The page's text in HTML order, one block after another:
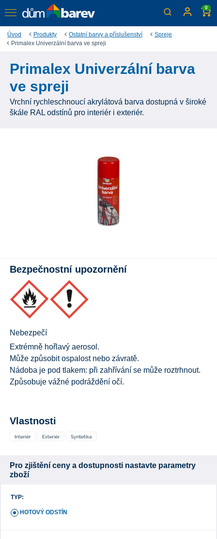
0
Úvod Produkty Ostatní barvy a příslušenství
Spreje
Primalex Univerzální barva ve spreji
Primalex Univerzální barva
ve spreji
Vrchní rychleschnoucí akrylátová barva dostupná v široké
škále RAL odstínů pro interiér i exteriér.
Bezpečnostní upozornění
Nebezpečí
Extrémně hořlavý aerosol.
Může způsobit ospalost nebo závratě.
Nádoba je pod tlakem: při zahřívání se může roztrhnout.
Způsobuje vážné podráždění očí.
Vlastnosti
Pro zjištění ceny a dostupnosti nastavte parametry
zboží
TYP:
HOTOVÝ ODSTÍN